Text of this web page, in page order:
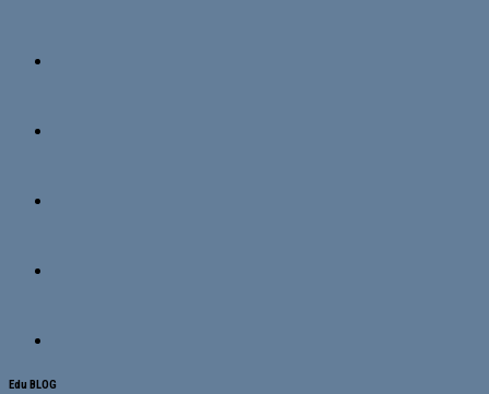
Edu BLOG